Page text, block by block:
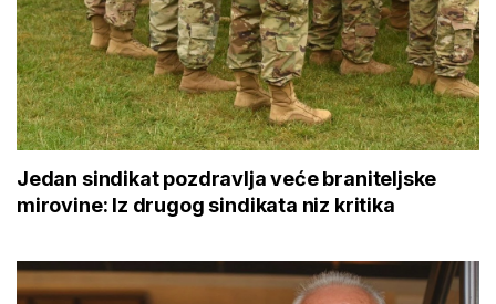
Jedan sindikat pozdravlja veće braniteljske
mirovine: Iz drugog sindikata niz kritika